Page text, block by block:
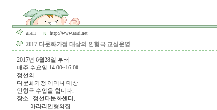
arari http://www.arari.net
2017 다문화가정 대상의 인형극 교실운영
2017년 6월28일 부터
매주 수요일 14:00~16:00
정선의
다문화가정 어머니 대상
인형극 수업을 합니다.
장소 : 정선다문화센터,
아라리인형의집